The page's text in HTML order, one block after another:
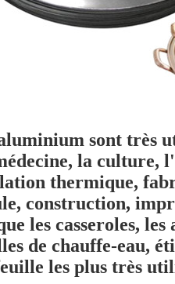
sont très
, la culture,
thermique,
construction,
les casseroles, les
de chauffe-eau,
les plus très